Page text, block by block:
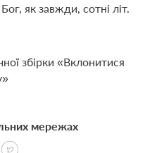
як завжди, сотні літ.
збірки «Вклонитися
»
мережах